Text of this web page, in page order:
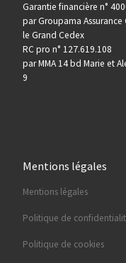
Garantie financière n°
par Groupama
le Grand Cedex
RC pro n° 127.619.108
par MMA 14 bd Marie et
9
Mentions légales
Mentions légales
Politique de
Politique de cookies